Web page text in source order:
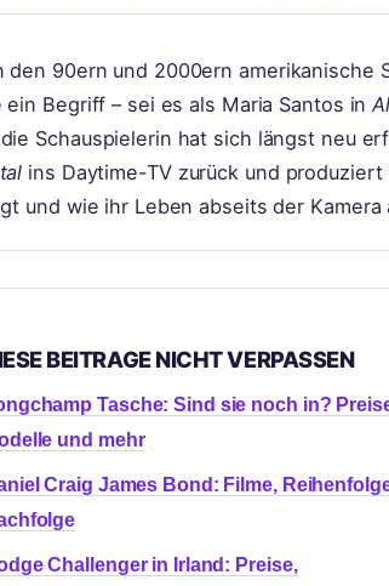
den 90ern und 2000ern
ein Begriff – sei es als Maria Santos in
Schauspielerin hat sich längst neu
ins Daytime-TV zurück und
und wie ihr Leben abseits der
BEITRAGE NICHT VERPASSEN
Tasche: Sind sie noch in?
und mehr
Craig James Bond: Filme,
Challenger in Irland: Preise,